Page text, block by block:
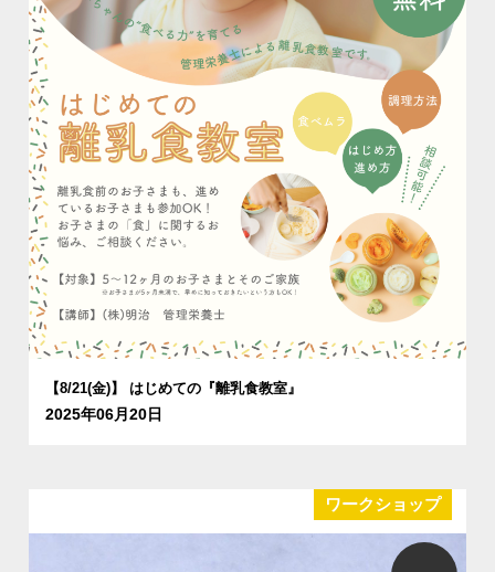
【8/21(金)】 はじめての『離乳食教室』
2025年06月20日
ワークショップ